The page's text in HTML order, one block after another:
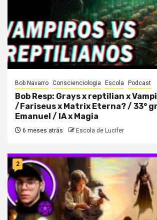
Bob Navarro Conscienciologia Escola Podcast
Bob Resp: Grays x reptilian x
/Fariseus x Matrix Eterna? / 33°
Emanuel / IA x Magia
6 meses atrás Escola de Lucifer
2